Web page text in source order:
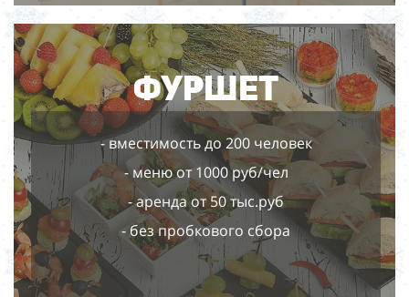
Фуршет
- вместимость до 200 человек
- меню от 1000 руб/чел
- аренда от 50 тыс.руб
- без пробкового сбора